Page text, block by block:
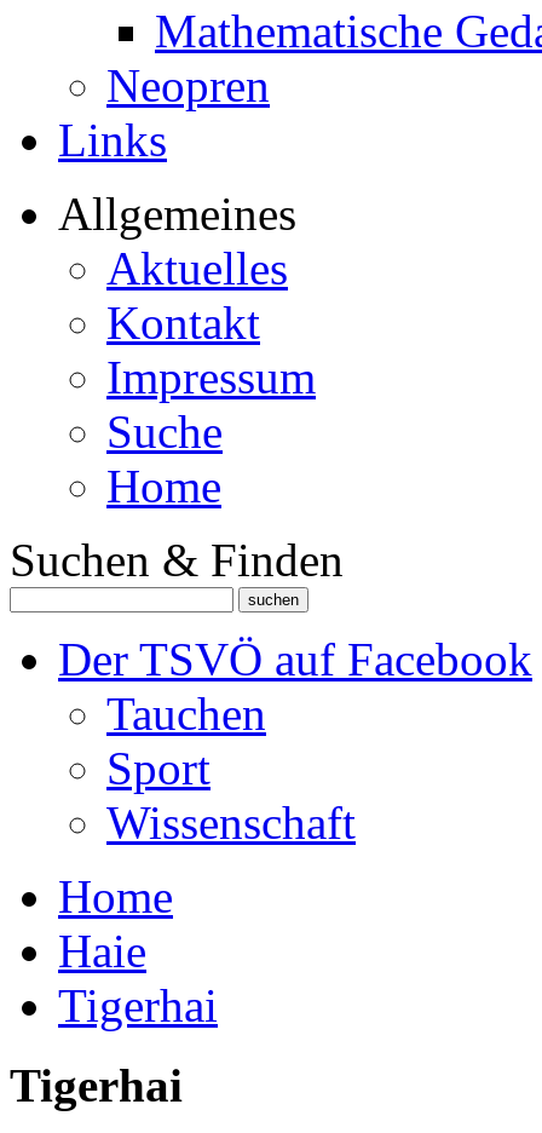
Mathematische
Neopren
Links
Allgemeines
Aktuelles
Kontakt
Impressum
Suche
Home
Suchen & Finden
Der TSVÖ auf Facebook
Tauchen
Sport
Wissenschaft
Home
Haie
Tigerhai
Tigerhai